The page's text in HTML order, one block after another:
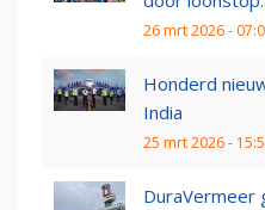
26 mrt 2026 -
Honderd
India
25 mrt 2026 -
DuraVermeer